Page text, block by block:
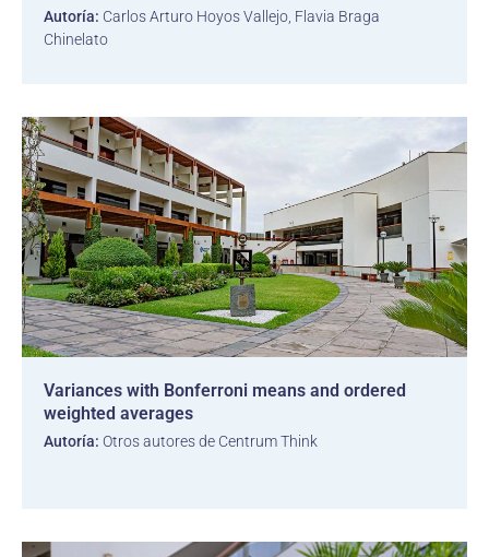
Autoría: Carlos Arturo Hoyos Vallejo, Flavia Braga
Chinelato
Variances with Bonferroni means and ordered
weighted averages
Autoría: Otros autores de Centrum Think